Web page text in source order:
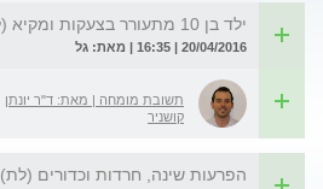
ילד בן 10 מתעורר בצעקות ומקיא (לת)
20/04/2016 | 16:35 | מאת: גל
תשובת מומחה | מאת: ד"ר יונתן
קושניר
הפרעות שינה, חרדות וכדורים (לת)